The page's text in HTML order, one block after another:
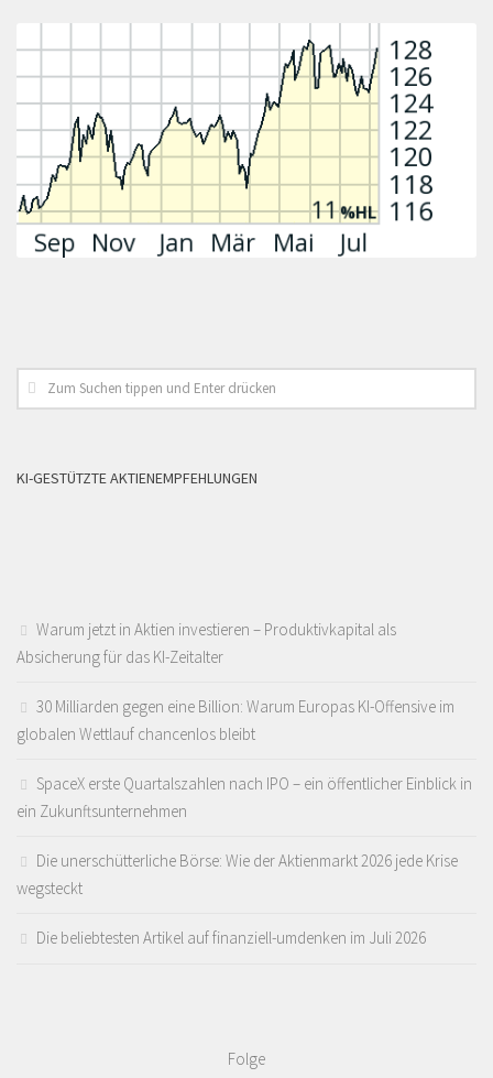
KI-GESTÜTZTE AKTIENEMPFEHLUNGEN
Warum jetzt in Aktien investieren – Produktivkapital als
Absicherung für das KI-Zeitalter
30 Milliarden gegen eine Billion: Warum Europas KI-Offensive im
globalen Wettlauf chancenlos bleibt
SpaceX erste Quartalszahlen nach IPO – ein öffentlicher Einblick in
ein Zukunftsunternehmen
Die unerschütterliche Börse: Wie der Aktienmarkt 2026 jede Krise
wegsteckt
Die beliebtesten Artikel auf finanziell-umdenken im Juli 2026
Folge